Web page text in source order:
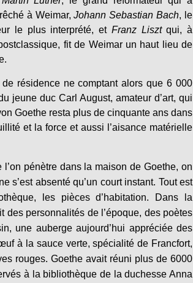
à Weimar,Johann Sebastian Bach, le
le plus interprété, et Franz Lisztqui, à
postclassique, fit de Weimar un haut lieu de
résidence ne comptant alors que 6 000
jeune duc Carl August, amateur d’art, qui
Goethe resta plus de cinquante ans dans
et la force et aussi l’aisance matérielle
pénètre dans la maison de Goethe, on
s’est absenté qu’un court instant. Tout est
les pièces d’habitation. Dans la
des personnalités de l’époque, des poètes
une auberge aujourd’hui appréciée des
à la sauce verte, spécialité de Francfort,
rouges. Goethe avait réuni plus de 6000
à la bibliothèque de la duchesse Anna